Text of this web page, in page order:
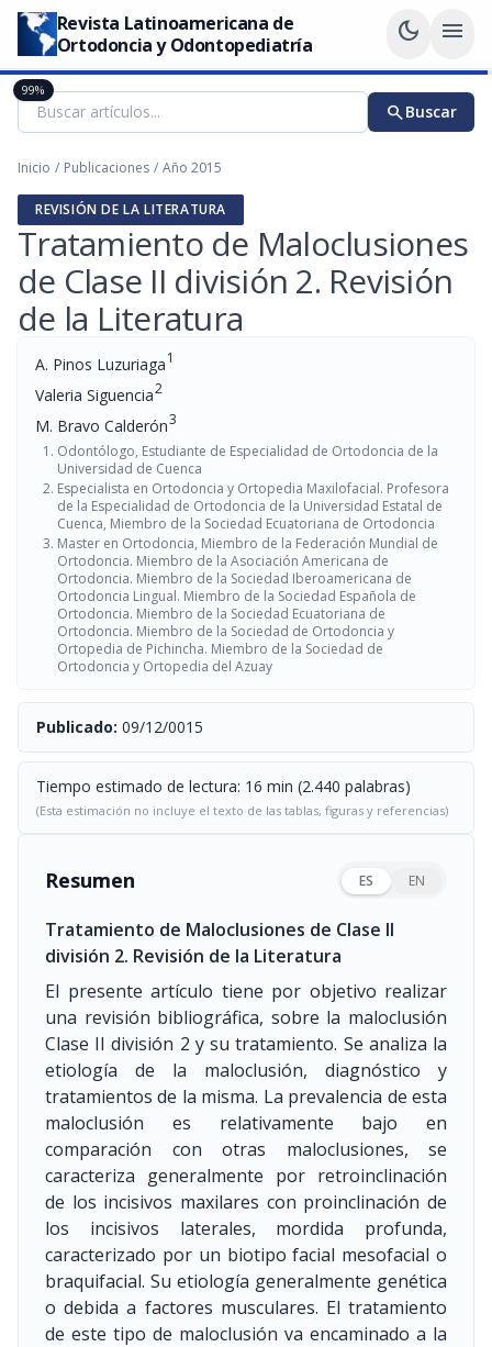
Revista Latinoamericana de
Ortodoncia y Odontopediatría
dark_mode menu
searchBuscar
Inicio / Publicaciones / Año 2015
REVISIÓN DE LA LITERATURA
Tratamiento de Maloclusiones
de Clase II división 2. Revisión
de la Literatura
A. Pinos Luzuriaga1
Valeria Siguencia2
M. Bravo Calderón3
Odontólogo, Estudiante de Especialidad de Ortodoncia de la
Universidad de Cuenca
Especialista en Ortodoncia y Ortopedia Maxilofacial. Profesora
de la Especialidad de Ortodoncia de la Universidad Estatal de
Cuenca, Miembro de la Sociedad Ecuatoriana de Ortodoncia
Master en Ortodoncia, Miembro de la Federación Mundial de
Ortodoncia. Miembro de la Asociación Americana de
Ortodoncia. Miembro de la Sociedad Iberoamericana de
Ortodoncia Lingual. Miembro de la Sociedad Española de
Ortodoncia. Miembro de la Sociedad Ecuatoriana de
Ortodoncia. Miembro de la Sociedad de Ortodoncia y
Ortopedia de Pichincha. Miembro de la Sociedad de
Ortodoncia y Ortopedia del Azuay
Publicado: 09/12/0015
Tiempo estimado de lectura: 16 min (2.440 palabras)
(Esta estimación no incluye el texto de las tablas, figuras y referencias)
Resumen ES EN
Tratamiento de Maloclusiones de Clase II
división 2. Revisión de la Literatura
El presente artículo tiene por objetivo realizar
una revisión bibliográfica, sobre la maloclusión
Clase II división 2 y su tratamiento. Se analiza la
etiología de la maloclusión, diagnóstico y
tratamientos de la misma. La prevalencia de esta
maloclusión es relativamente bajo en
comparación con otras maloclusiones, se
caracteriza generalmente por retroinclinación
de los incisivos maxilares con proinclinación de
los incisivos laterales, mordida profunda,
caracterizado por un biotipo facial mesofacial o
braquifacial. Su etiología generalmente genética
o debida a factores musculares. El tratamiento
de este tipo de maloclusión va encaminado a la
99%